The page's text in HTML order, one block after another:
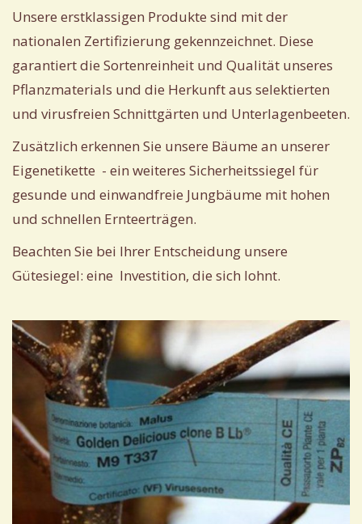
Unsere erstklassigen Produkte sind mit der
nationalen Zertifizierung gekennzeichnet. Diese
garantiert die Sortenreinheit und Qualität unseres
Pflanzmaterials und die Herkunft aus selektierten
und virusfreien Schnittgärten und Unterlagenbeeten.
Zusätzlich erkennen Sie unsere Bäume an unserer
Eigenetikette - ein weiteres Sicherheitssiegel für
gesunde und einwandfreie Jungbäume mit hohen
und schnellen Ernteerträgen.
Beachten Sie bei Ihrer Entscheidung unsere
Gütesiegel: eine Investition, die sich lohnt.